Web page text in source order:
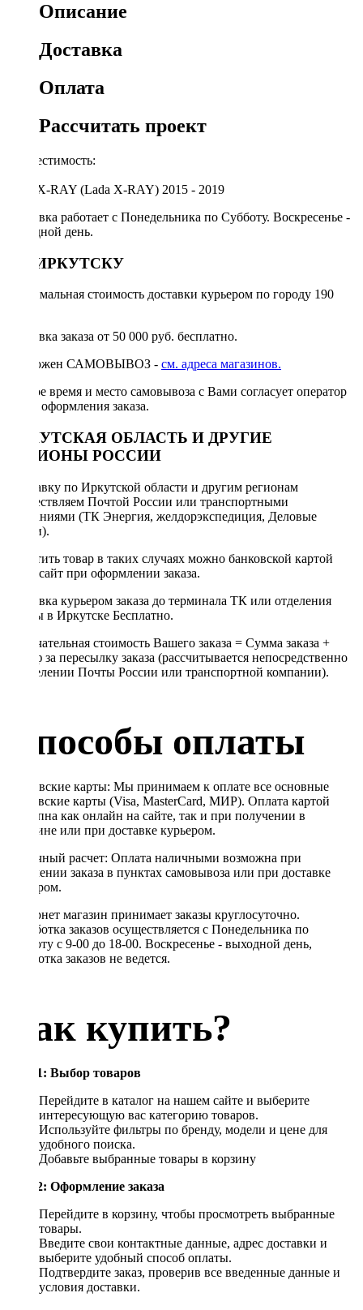
Описание
Доставка
Оплата
Рассчитать проект
Совместимость:
Лада X-RAY (Lada X-RAY) 2015 - 2019
Доставка работает с Понедельника по Субботу. Воскресенье -
выходной день.
ПО ИРКУТСКУ
Минимальная стоимость доставки курьером по городу 190
Доставка заказа от 50 000 руб. бесплатно.
Возможен САМОВЫВОЗ - см. адреса магазинов.
Точное время и место самовывоза с Вами согласует оператор
после оформления заказа.
ИРКУТСКАЯ ОБЛАСТЬ И ДРУГИЕ
РЕГИОНЫ РОССИИ
Отправку по Иркутской области и другим регионам
осуществляем Почтой России или транспортными
компаниями (ТК Энергия, желдорэкспедиция, Деловые
линии).
Оплатить товар в таких случаях можно банковской картой
через сайт при оформлении заказа.
Доставка курьером заказа до терминала ТК или отделения
Почты в Иркутске Бесплатно.
Окончательная стоимость Вашего заказа = Сумма заказа +
Тариф за пересылку заказа (рассчитывается непосредственно
в отделении Почты России или транспортной компании).
Способы оплаты
Банковские карты: Мы принимаем к оплате все основные
банковские карты (Visa, MasterCard, МИР). Оплата картой
доступна как онлайн на сайте, так и при получении в
магазине или при доставке курьером.
Наличный расчет: Оплата наличными возможна при
получении заказа в пунктах самовывоза или при доставке
курьером.
Интернет магазин принимает заказы круглосуточно.
Обработка заказов осуществляется с Понедельника по
Субботу с 9-00 до 18-00. Воскресенье - выходной день,
обработка заказов не ведется.
Как купить?
Шаг 1: Выбор товаров
Перейдите в каталог на нашем сайте и выберите
интересующую вас категорию товаров.
Используйте фильтры по бренду, модели и цене для
удобного поиска.
Добавьте выбранные товары в корзину
Шаг 2: Оформление заказа
Перейдите в корзину, чтобы просмотреть выбранные
товары.
Введите свои контактные данные, адрес доставки и
выберите удобный способ оплаты.
Подтвердите заказ, проверив все введенные данные и
условия доставки.